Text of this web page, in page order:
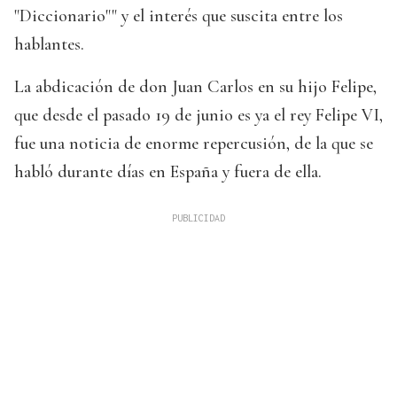
"Diccionario"" y el interés que suscita entre los
hablantes.
La abdicación de don Juan Carlos en su hijo Felipe,
que desde el pasado 19 de junio es ya el rey Felipe VI,
fue una noticia de enorme repercusión, de la que se
habló durante días en España y fuera de ella.